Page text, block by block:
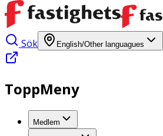
Sök English/Other languagues
ToppMeny
Medlem